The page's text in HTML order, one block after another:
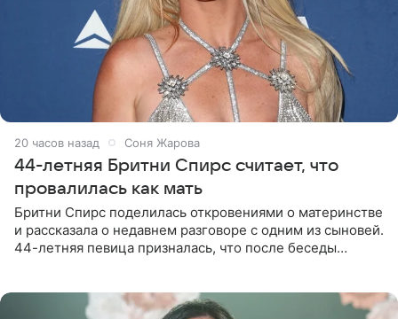
20 часов назад Соня Жарова
44-летняя Бритни Спирс считает, что
провалилась как мать
Бритни Спирс поделилась откровениями о материнстве
и рассказала о недавнем разговоре с одним из сыновей.
44-летняя певица призналась, что после беседы